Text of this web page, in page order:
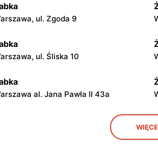
ul. Zgoda 9
ul. Śliska 10
al. Jana Pawła II 43a